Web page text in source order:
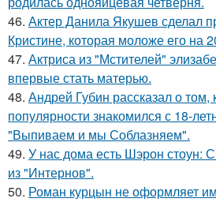
46. Актер Данила Якушев сделал
Кристине, которая моложе его на
47. Актриса из "Мстителей"
впервые стать матерью.
48. Андрей Губин рассказал о том,
популярности знакомился с 18-
"Выпиваем и мы Соблазняем".
49. У нас дома есть Шэрон стоун:
из "Интернов".
50. Роман курцын не оформляет